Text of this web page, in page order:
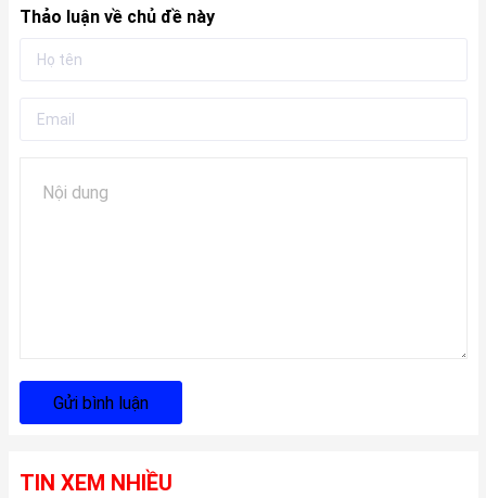
Thảo luận về chủ đề này
Gửi bình luận
TIN XEM NHIỀU